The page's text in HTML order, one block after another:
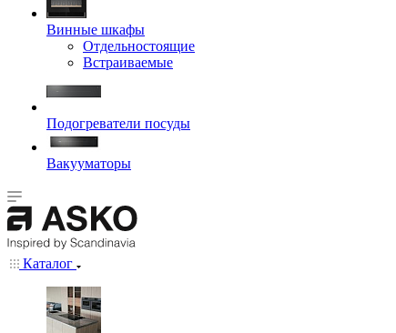
Винные шкафы
Отдельностоящие
Встраиваемые
Подогреватели посуды
Вакууматоры
Каталог